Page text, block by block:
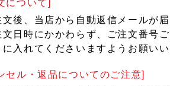
について]
文後、当店から自動返信メールが
文日時にかかわらず、ご注文番号
に入れてくださいますようお願いい
セル・返品についてのご注意]